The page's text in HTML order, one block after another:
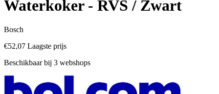
Waterkoker - RVS / Zwart
Bosch
€52,07 Laagste prijs
Beschikbaar bij 3 webshops